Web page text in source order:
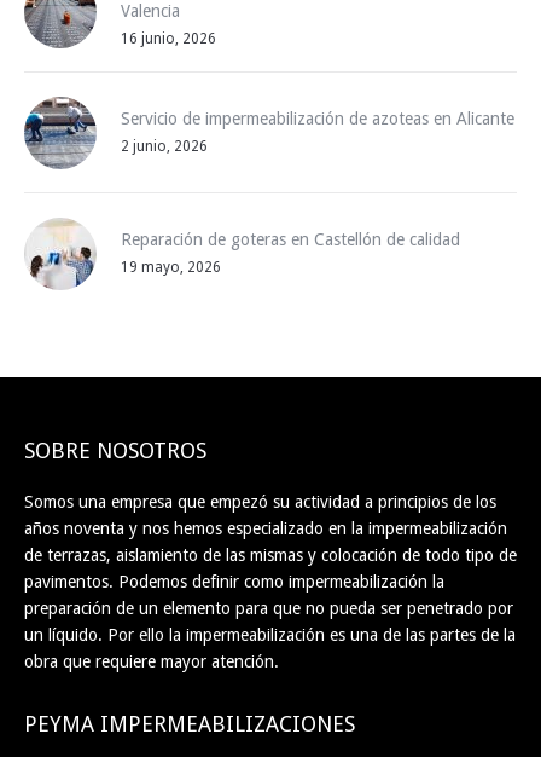
Valencia
16 junio, 2026
Servicio de impermeabilización de azoteas en Alicante
2 junio, 2026
Reparación de goteras en Castellón de calidad
19 mayo, 2026
SOBRE NOSOTROS
Somos una empresa que empezó su actividad a principios de los
años noventa y nos hemos especializado en la impermeabilización
de terrazas, aislamiento de las mismas y colocación de todo tipo de
pavimentos. Podemos definir como impermeabilización la
preparación de un elemento para que no pueda ser penetrado por
un líquido. Por ello la impermeabilización es una de las partes de la
obra que requiere mayor atención.
PEYMA IMPERMEABILIZACIONES